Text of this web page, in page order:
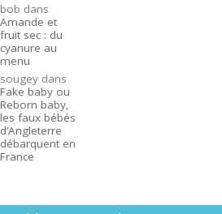
bob dans
Amande et
fruit sec : du
cyanure au
menu
sougey dans
Fake baby ou
Reborn baby,
les faux bébés
d’Angleterre
débarquent en
France